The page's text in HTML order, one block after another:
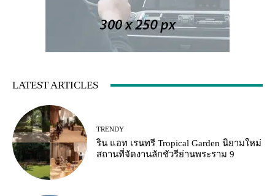
LATEST ARTICLES
TRENDY
ริน แอท เรนทรี Tropical Garden นิยามใหม่
สถานที่จัดงานลักชัวรีย่านพระราม 9